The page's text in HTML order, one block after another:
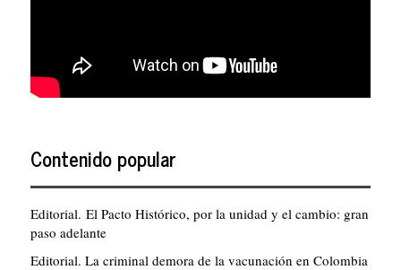
Contenido popular
Editorial. El Pacto Histórico, por la unidad y el cambio: gran
paso adelante
Editorial. La criminal demora de la vacunación en Colombia